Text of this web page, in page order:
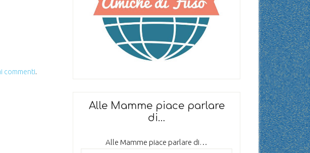
commenti.
Alle Mamme piace parlare
di…
Alle Mamme piace parlare di…